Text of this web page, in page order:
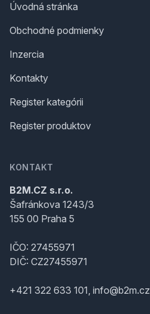
Úvodná stránka
Obchodné podmienky
Inzercia
Kontakty
Register kategórii
Register produktov
KONTAKT
B2M.CZ s.r.o.
Šafránkova 1243/3
155 00 Praha 5
IČO: 27455971
DIČ: CZ27455971
+421 322 633 101, info@b2m.cz